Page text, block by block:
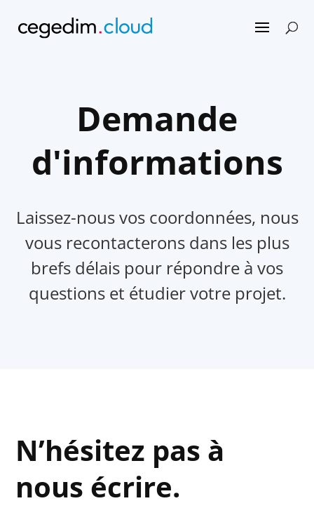
Demande
d'informations
Laissez-nous vos coordonnées, nous
vous recontacterons dans les plus
brefs délais pour répondre à vos
questions et étudier votre projet.
N’hésitez pas à
nous écrire.